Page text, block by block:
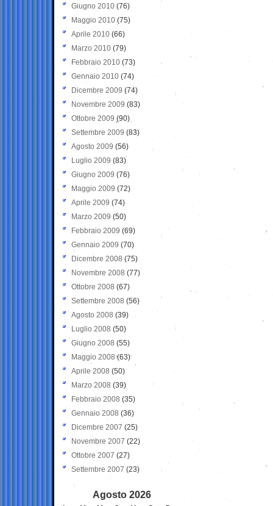
Giugno 2010 (76)
Maggio 2010 (75)
Aprile 2010 (66)
Marzo 2010 (79)
Febbraio 2010 (73)
Gennaio 2010 (74)
Dicembre 2009 (74)
Novembre 2009 (83)
Ottobre 2009 (90)
Settembre 2009 (83)
Agosto 2009 (56)
Luglio 2009 (83)
Giugno 2009 (76)
Maggio 2009 (72)
Aprile 2009 (74)
Marzo 2009 (50)
Febbraio 2009 (69)
Gennaio 2009 (70)
Dicembre 2008 (75)
Novembre 2008 (77)
Ottobre 2008 (67)
Settembre 2008 (56)
Agosto 2008 (39)
Luglio 2008 (50)
Giugno 2008 (55)
Maggio 2008(63)
Aprile 2008 (50)
Marzo 2008 (39)
Febbraio 2008 (35)
Gennaio 2008 (36)
Dicembre 2007 (25)
Novembre 2007 (22)
Ottobre 2007 (27)
Settembre 2007 (23)
Agosto 2026